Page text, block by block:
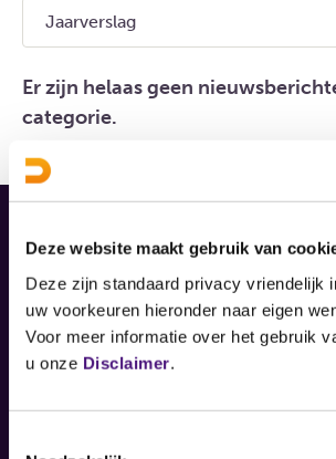
Deze website maakt gebruik van
Deze zijn standaard privacy vriendelijk
uw voorkeuren hieronder naar eigen
Voor meer informatie over het gebruik
u onze Disclaimer.
Er zijn helaas geen
categorie.
Boschdijk 1119
5626 AG Eindhoven